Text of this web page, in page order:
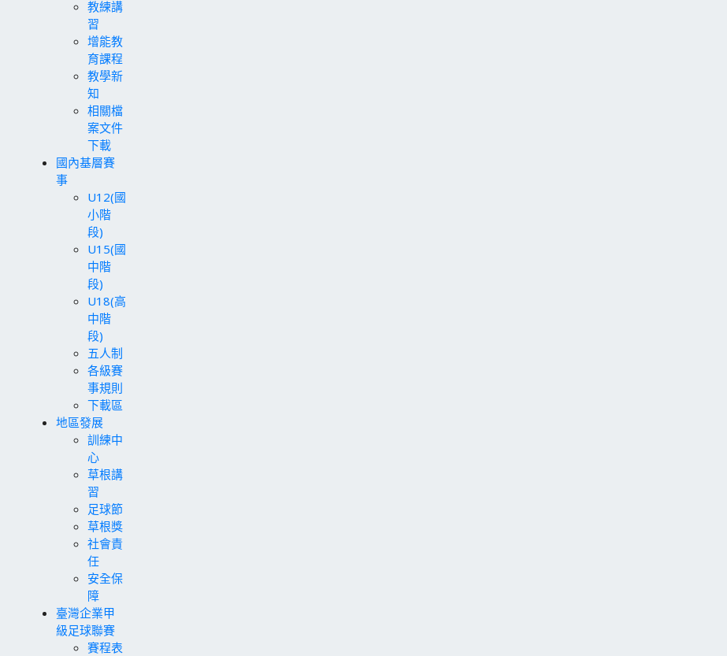
教練講
習
增能教
育課程
教學新
知
相關檔
案文件
下載
國內基層賽
事
U12(國
小階
段)
U15(國
中階
段)
U18(高
中階
段)
五人制
各級賽
事規則
下載區
地區發展
訓練中
心
草根講
習
足球節
草根獎
社會責
任
安全保
障
臺灣企業甲
級足球聯賽
賽程表